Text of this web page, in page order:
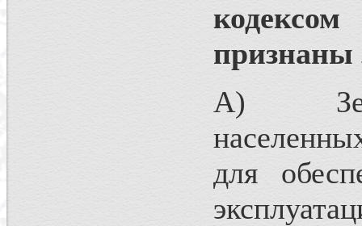
признаны
А)
для